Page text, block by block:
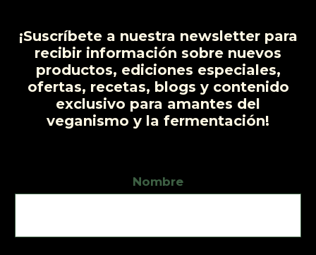
¡Suscríbete a nuestra newsletter para
recibir información sobre nuevos
productos, ediciones especiales,
ofertas, recetas, blogs y contenido
exclusivo para amantes del
veganismo y la fermentación!
Nombre